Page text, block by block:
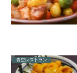
青空レストラン